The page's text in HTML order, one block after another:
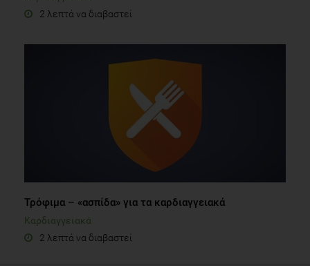
2 λεπτά να διαβαστεί
Τρόφιμα – «ασπίδα» για τα καρδιαγγειακά
Καρδιαγγειακά
2 λεπτά να διαβαστεί